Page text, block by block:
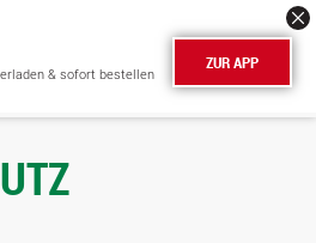
& sofort bestellen ZUR APP